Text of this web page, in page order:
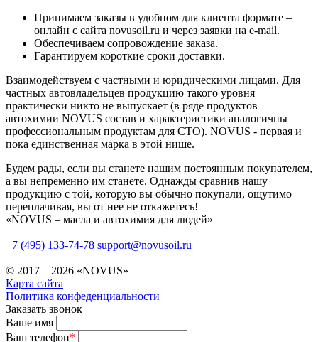
Принимаем заказы в удобном для клиента формате –
онлайн с сайта novusoil.ru и через заявки на e-mail.
Обеспечиваем сопровождение заказа.
Гарантируем короткие сроки доставки.
Взаимодействуем с частными и юридическими лицами. Для
частных автовладельцев продукцию такого уровня
практически никто не выпускает (в ряде продуктов
автохимии NOVUS состав и характеристики аналогичны
профессиональным продуктам для СТО). NOVUS - первая и
пока единственная марка в этой нише.
Будем рады, если вы станете нашим постоянным покупателем,
а вы непременно им станете. Однажды сравнив нашу
продукцию с той, которую вы обычно покупали, ощутимо
переплачивая, вы от нее не откажетесь!
«NOVUS – масла и автохимия для людей»
+7 (495) 133-74-78 support@novusoil.ru
© 2017—2026 «NOVUS»
Карта сайта
Политика конфеденциальности
Заказать звонок
Ваше имя
Ваш телефон*